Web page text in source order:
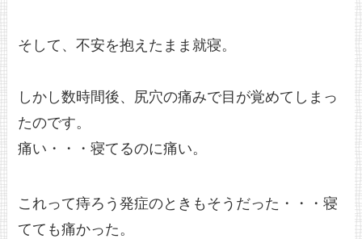
そして、不安を抱えたまま就寝。
しかし数時間後、尻穴の痛みで目が覚めてしまっ
たのです。
痛い・・・寝てるのに痛い。
これって痔ろう発症のときもそうだった・・・寝
てても痛かった。